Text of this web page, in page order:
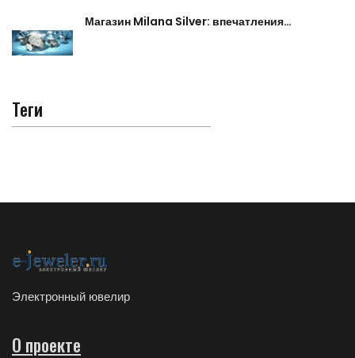
Магазин Milana Silver: впечатления…
Теги
Электронный ювелир
О проекте